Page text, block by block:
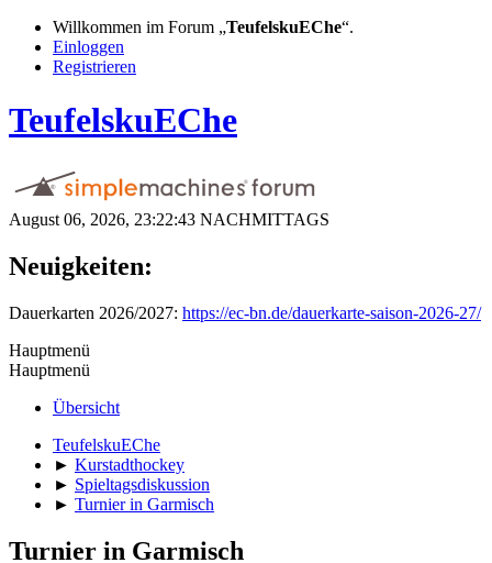
Willkommen im Forum „TeufelskuEChe“.
Einloggen
Registrieren
TeufelskuEChe
August 06, 2026, 23:22:43 NACHMITTAGS
Neuigkeiten:
Dauerkarten 2026/2027: https://ec-bn.de/dauerkarte-saison-2026-27/
Hauptmenü
Hauptmenü
Übersicht
TeufelskuEChe
► Kurstadthockey
► Spieltagsdiskussion
► Turnier in Garmisch
Turnier in Garmisch